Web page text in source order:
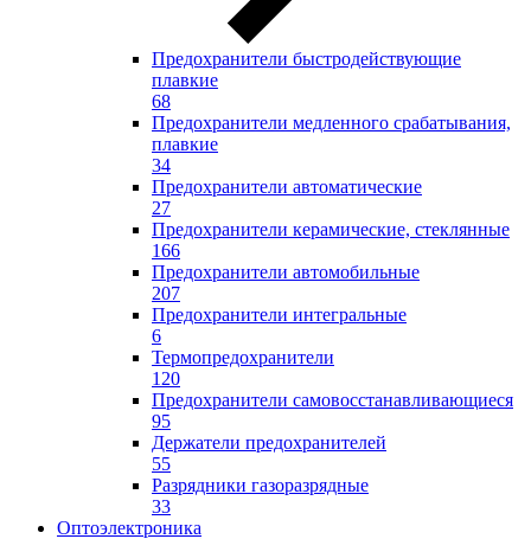
Предохранители быстродействующие
плавкие
68
Предохранители медленного срабатывания,
плавкие
34
Предохранители автоматические
27
Предохранители керамические, стеклянные
166
Предохранители автомобильные
207
Предохранители интегральные
6
Термопредохранители
120
Предохранители самовосстанавливающиеся
95
Держатели предохранителей
55
Разрядники газоразрядные
33
Оптоэлектроника